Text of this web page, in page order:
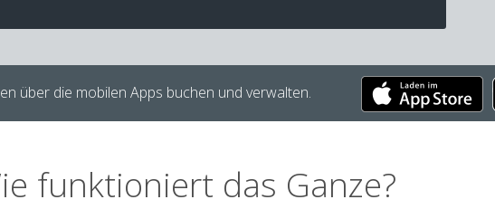
über die mobilen Apps buchen und verwalten.
funktioniert das Ganze?